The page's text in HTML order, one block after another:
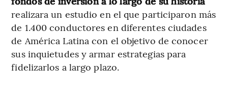
realizara un estudio en el que participaron más
de 1.400 conductores en diferentes ciudades
de América Latina con el objetivo de conocer
sus inquietudes y armar estrategias para
fidelizarlos a largo plazo.